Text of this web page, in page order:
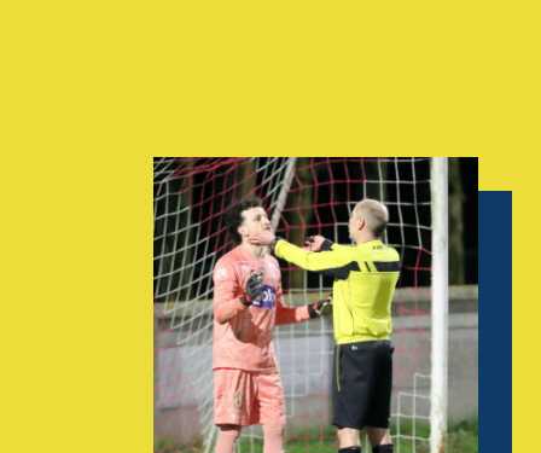
INFOS
CONTACT